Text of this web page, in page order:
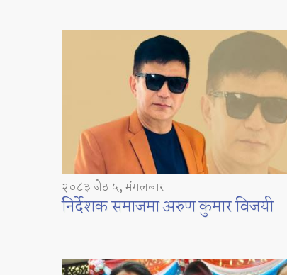
२०८३ जेठ ५, मंगलबार
निर्देशक समाजमा अरुण कुमार विजयी